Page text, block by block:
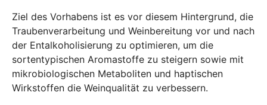
Ziel des Vorhabens ist es vor diesem Hintergrund, die
Traubenverarbeitung und Weinbereitung vor und nach
der Entalkoholisierung zu optimieren, um die
sortentypischen Aromastoffe zu steigern sowie mit
mikrobiologischen Metaboliten und haptischen
Wirkstoffen die Weinqualität zu verbessern.